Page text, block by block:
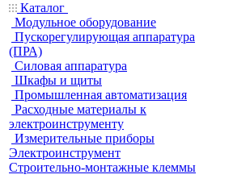
Каталог
Модульное оборудование
Пускорегулирующая аппаратура
(ПРА)
Силовая аппаратура
Шкафы и щиты
Промышленная автоматизация
Расходные материалы к
электроинструменту
Измерительные приборы
Электроинструмент
Строительно-монтажные клеммы